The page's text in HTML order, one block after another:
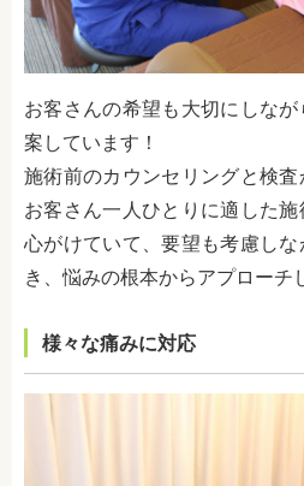
お客さんの希望も大切にしな
案しています！
施術前のカウンセリングと検査
お客さん一人ひとりに適した
心がけていて、要望も考慮し
き、悩みの根本からアプローチ
様々な痛みに対応